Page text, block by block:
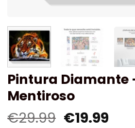
Pintura Diamante
Mentiroso
€29.99 €19.99